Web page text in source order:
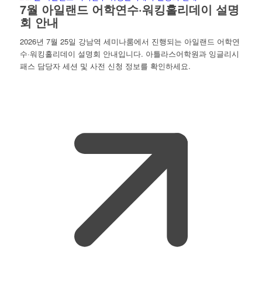
7월 아일랜드 어학연수·워킹홀리데이 설명
회 안내
2026년 7월 25일 강남역 세미나룸에서 진행되는 아일랜드 어학연
수·워킹홀리데이 설명회 안내입니다. 아틀라스어학원과 잉글리시
패스 담당자 세션 및 사전 신청 정보를 확인하세요.